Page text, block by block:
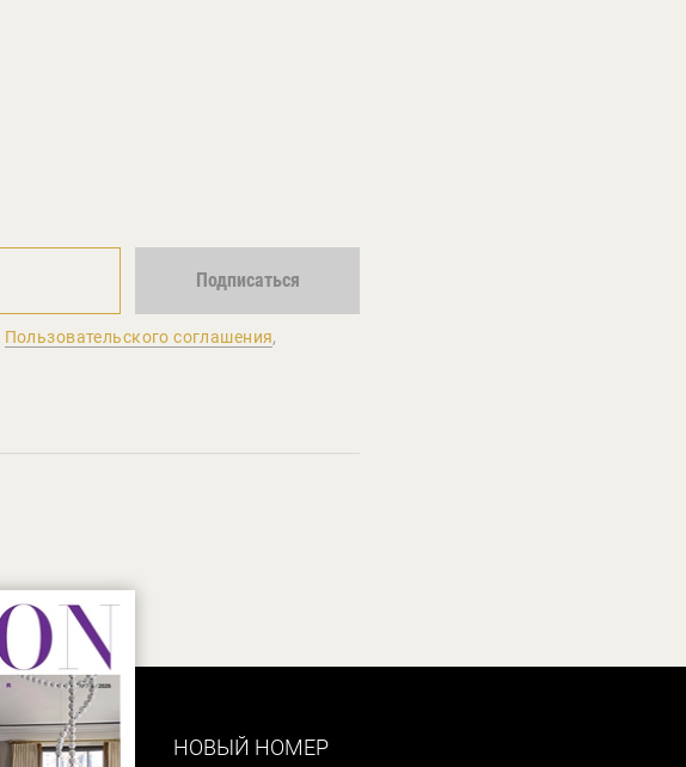
Подписаться
Пользовательского соглашения,
НОВЫЙ НОМЕР